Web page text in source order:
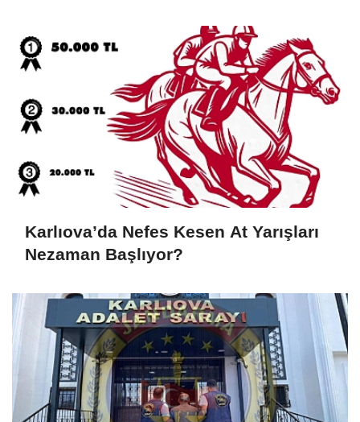
Karlıova’da Nefes Kesen At Yarışları
Nezaman Başlıyor?